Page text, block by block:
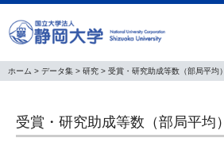
Skip
the
content
ホーム > データ集 > 研究 > 受賞・研究助成等数（部局平均）
受賞・研究助成等数（部局平均）